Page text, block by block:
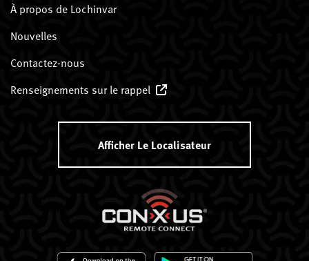
À propos de Lochinvar
Nouvelles
Contactez-nous
Renseignements sur le rappel
Afficher Le Localisateur